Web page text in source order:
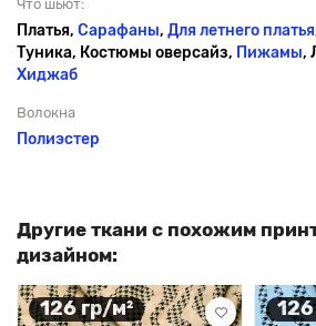
Что шьют:
Платья, Сарафаны, Для летнего платья
Туника, Костюмы оверсайз, Пижамы,
Хиджаб
Волокна
Полиэстер
Другие ткани с похожим
дизайном:
126 гр/м²